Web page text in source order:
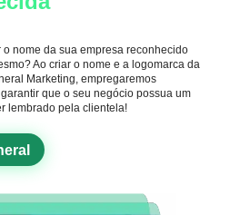
nome da sua empresa reconhecido
Ao criar o nome e a logomarca da
Marketing, empregaremos
que o seu negócio possua um
lembrado pela clientela!